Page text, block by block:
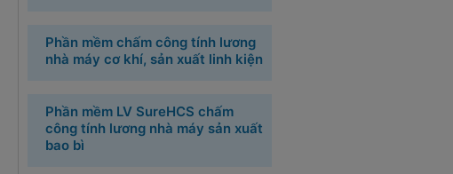
Phần mềm chấm công tính lương
nhà máy cơ khí, sản xuất linh kiện
Phần mềm LV SureHCS chấm
công tính lương nhà máy sản xuất
bao bì